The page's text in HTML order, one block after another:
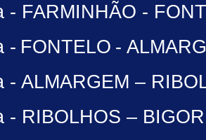
- FARMINHÃO -
- FONTELO -
- ALMARGEM –
- RIBOLHOS –